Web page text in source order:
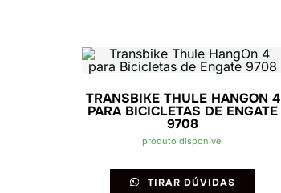
TRANSBIKE THULE HANGON 4
PARA BICICLETAS DE ENGATE
9708
produto disponível
TIRAR DÚVIDAS